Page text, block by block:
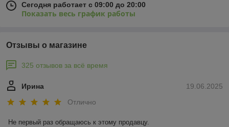
Сегодня работает с 09:00 до 20:00
Показать весь график работы
Отзывы о магазине
325 отзывов за всё время
19.06.2025
Ирина
Отлично
Не первый раз обращаюсь к этому продавцу.